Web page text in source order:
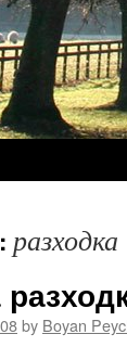
разходка
by Boyan